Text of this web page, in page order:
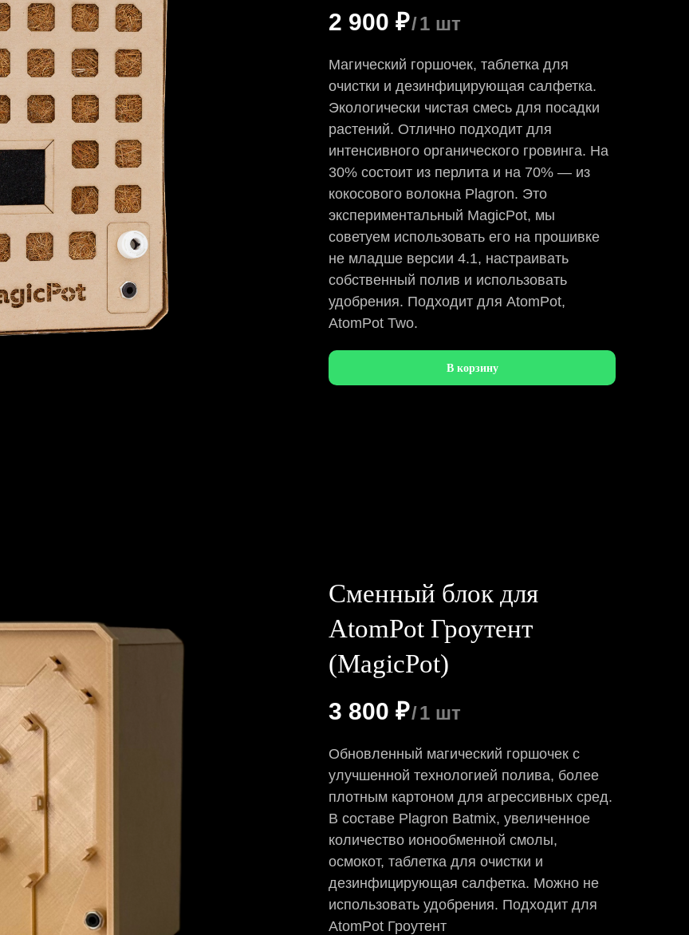
2 900 ₽/1 шт
Магический горшочек, таблетка для
очистки и дезинфицирующая салфетка.
Экологически чистая смесь для посадки
растений. Отлично подходит для
интенсивного органического гровинга. На
30% состоит из перлита и на 70% — из
кокосового волокна Plagron. Это
экспериментальный MagicPot, мы
советуем использовать его на прошивке
не младше версии 4.1, настраивать
собственный полив и использовать
удобрения. Подходит для AtomPot,
AtomPot Two.
В корзину
Сменный блок для
AtomPot Гроутент
(MagicPot)
3 800 ₽/1 шт
Обновленный магический горшочек с
улучшенной технологией полива, более
плотным картоном для агрессивных сред.
В составе Plagron Batmix, увеличенное
количество ионообменной смолы,
осмокот, таблетка для очистки и
дезинфицирующая салфетка. Можно не
использовать удобрения. Подходит для
AtomPot Гроутент